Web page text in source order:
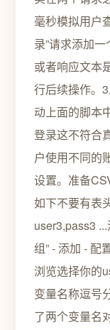
毫秒模拟用户
录”请求添加
或者响应文本
行后续操作。
动上面的脚本
登录这不符合
户使用不同的
设置。准备
如下不要有表
user3,pass3
组” - 添加 - 配
浏览选择你的
变量名称逗号
了两个变量名